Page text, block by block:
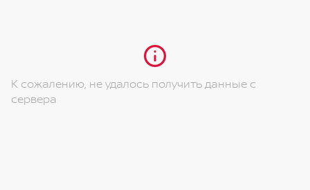
К сожалению, не удалось получить данные с
сервера